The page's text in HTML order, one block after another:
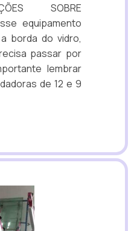
SOBRE
equipamento
borda do vidro,
passar por
lembrar
de 12 e 9